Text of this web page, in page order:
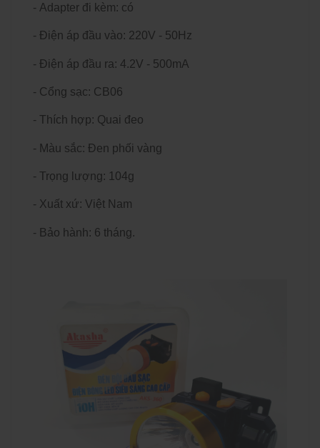
- Adapter đi kèm: có
- Điện áp đầu vào: 220V - 50Hz
- Điện áp đầu ra: 4.2V - 500mA
- Cổng sạc: CB06
- Thích hợp: Quai đeo
- Màu sắc: Đen phối vàng
- Trọng lượng: 104g
- Xuất xứ: Việt Nam
- Bảo hành: 6 tháng.